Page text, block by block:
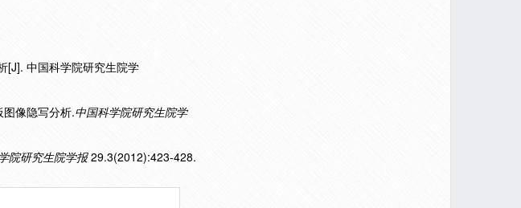
[J]. 中国科学院研究生院学
像隐写分析.中国科学院研究生院学
院研究生院学报29.3(2012):423-428.